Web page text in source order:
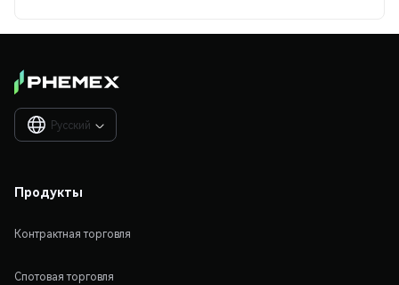
Русский 
Продукты
Контрактная торговля
Спотовая торговля